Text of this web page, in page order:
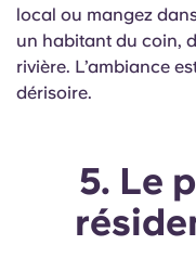
local ou mangez
un habitant du coin,
rivière. L’ambiance
dérisoire.
5. Le